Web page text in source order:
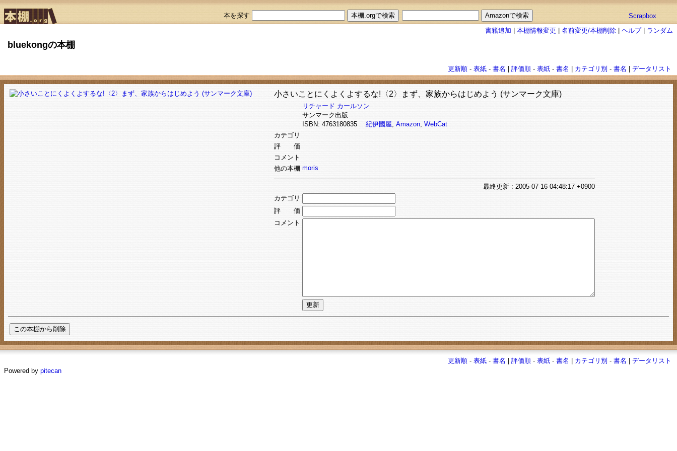
本を探す
Scrapbox
書籍追加 |本棚情報変更 |名前変更/本棚削除 |ヘルプ| ランダム
bluekongの本棚
更新順 -表紙 -書名 |評価順 -表紙 -書名 カテゴリ別 -書名 |データリスト
小さいことにくよくよするな!〈2〉まず、家族からはじめよう (サンマーク文庫)
リチャード カールソン
サンマーク出版
ISBN: 4763180835 紀伊國屋, Amazon, WebCat
カテゴリ
評 価
コメント
他の本棚 moris
最終更新: 2005-07-16 04:48:17 +0900
カテゴリ
評 価
コメント
更新順 -表紙 -書名 |評価順 -表紙 -書名 カテゴリ別 -書名 |データリスト
Powered by pitecan